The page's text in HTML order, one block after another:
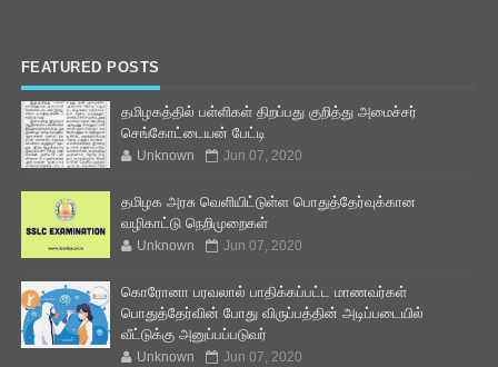
FEATURED POSTS
தமிழகத்தில் பள்ளிகள் திறப்பது குறித்து அமைச்சர்
செங்கோட்டையன் பேட்டி
Unknown Jun 07, 2020
தமிழக அரசு வெளியிட்டுள்ள பொதுத்தேர்வுக்கான
வழிகாட்டு நெறிமுறைகள்
Unknown Jun 07, 2020
கொரோனா பரவலால் பாதிக்கப்பட்ட மாணவர்கள்
பொதுத்தேர்வின் போது விருப்பத்தின் அடிப்படையில்
வீட்டுக்கு அனுப்பப்படுவர்
Unknown Jun 07, 2020